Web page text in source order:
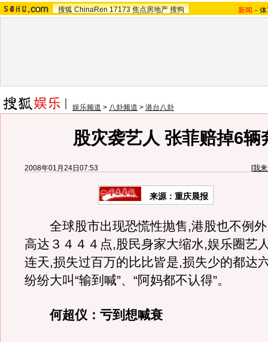
搜狐 ChinaRen 17173 焦点房地产 搜狗 新闻 -
娱乐频道 > 八卦频道 > 港台八卦
股灾袭艺人 张菲赔掉6辆
2008年01月24日07:53 [我
来源：重庆晨报
全球股市出现恐慌性抛售,港股也不例外
高达３４４４点,股民身家大缩水,娱乐圈艺
连天,损失过百万的比比皆是,损失少的都达
纷纷大叫“输到喊”、“阿妈都不认得”。
何超仪：亏到想喊衰